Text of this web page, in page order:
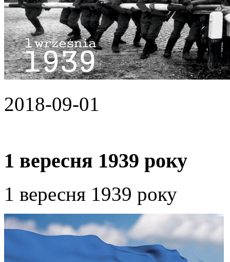
2018-09-01
1 вересня 1939 року
1 вересня 1939 року